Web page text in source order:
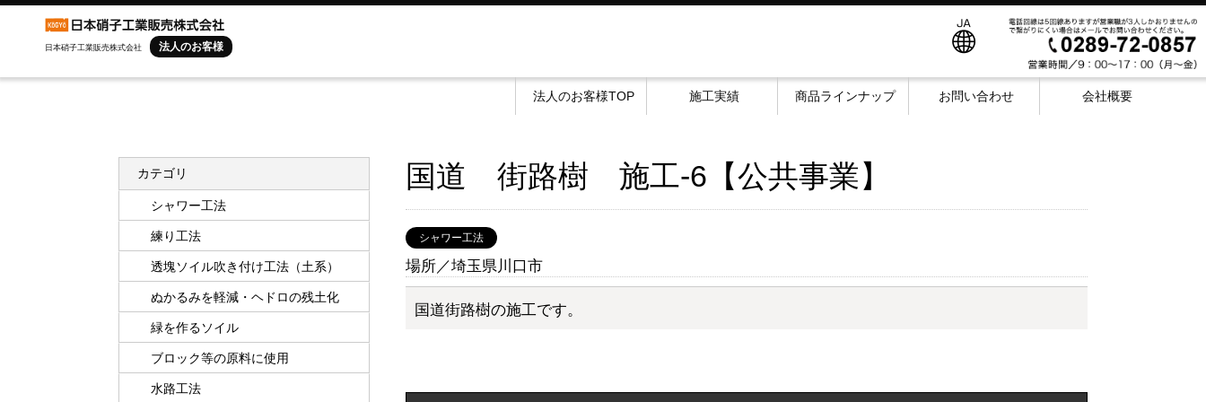
日本硝子工業販売株式会社 法人のお客様
法人のお客様TOP 施工実績 商品ラインナップ お問い合わせ 会社概要
国道 街路樹 施工-6【公共事業】
シャワー工法
場所／埼玉県川口市
国道街路樹の施工です。
カテゴリ
シャワー工法
練り工法
透塊ソイル吹き付け工法（土系）
ぬかるみを軽減・ヘドロの残土化
緑を作るソイル
ブロック等の原料に使用
水路工法